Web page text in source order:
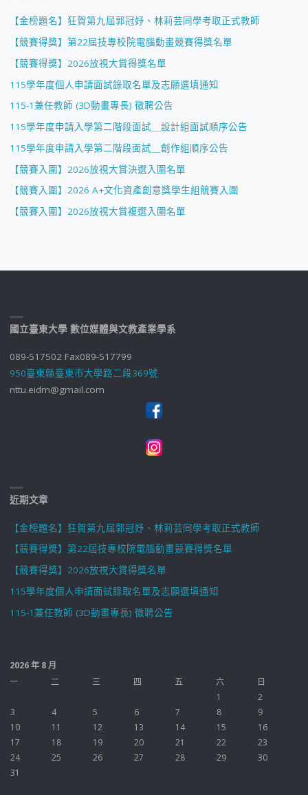
【金榜題名】狂賀第九屆郭冠妤、林莉芸同學考取正式教師
【競賽得獎】第22屆技專校院電腦動畫競賽得獎名單
【競賽得獎】2026放視大賞得獎名單
115學年度個人申請面試錄取名單及志願選填通知
115-1兼任教師 (3D動畫專長) 徵聘公告
115學年度申請入學第二階段面試＿設計組面試順序公告
115學年度申請入學第二階段面試＿創作組順序公告
【競賽入圍】2026放視大賞決選入圍名單
【競賽入圍】2026 A+文化資產創意獎學生組競賽入圍
【競賽入圍】2026放視大賞複選入圍名單
國立臺東大學 數位媒體與文教產業學系
089-517502 Fax089-517799
950臺東縣臺東市大學路二段369號
nttu.eidm@gmail.com
近期文章
【金榜題名】狂賀第九屆郭冠妤、林莉芸同學考取正式教師
【競賽得獎】第22屆技專校院電腦動畫競賽得獎名單
【競賽得獎】2026放視大賞得獎名單
115學年度個人申請面試錄取名單及志願選填通知
115-1兼任教師 (3D動畫專長) 徵聘公告
2026 年 8 月
一
二 三 四 五 六
日
1
2
3
4 5 6 7 8
9
10
11 12 13 14 15
16
17
18 19 20 21 22
23
24
25 26 27 28 29
30
31